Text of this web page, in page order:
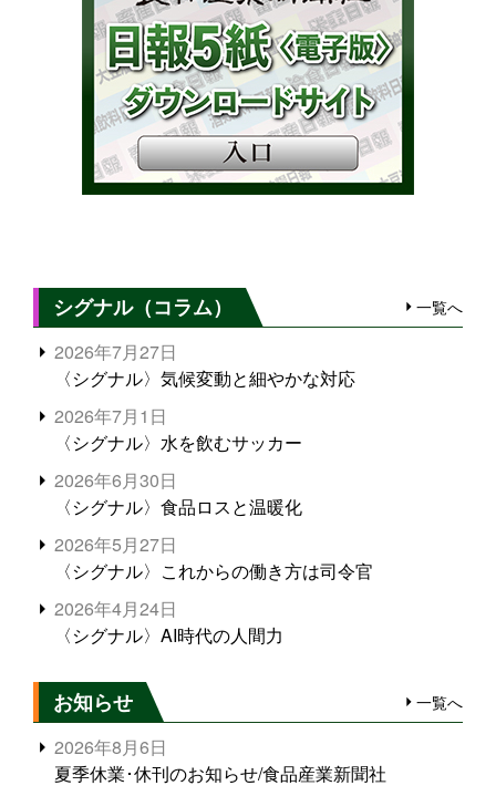
シグナル（コラム） 一覧へ
2026年7月27日
〈シグナル〉気候変動と細やかな対応
2026年7月1日
〈シグナル〉水を飲むサッカー
2026年6月30日
〈シグナル〉食品ロスと温暖化
2026年5月27日
〈シグナル〉これからの働き方は司令官
2026年4月24日
〈シグナル〉AI時代の人間力
お知らせ 一覧へ
2026年8月6日
夏季休業･休刊のお知らせ/食品産業新聞社